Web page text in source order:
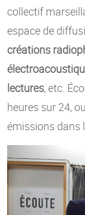
collectif
espace de
créations
lectures, etc.
heures sur 24,
émissions dans